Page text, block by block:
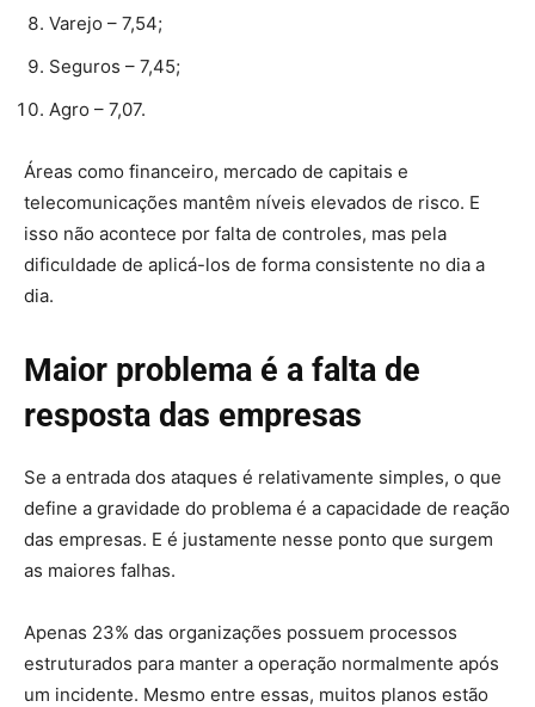
Varejo – 7,54;
Seguros – 7,45;
Agro – 7,07.
Áreas como financeiro, mercado de capitais e
telecomunicações mantêm níveis elevados de risco. E
isso não acontece por falta de controles, mas pela
dificuldade de aplicá-los de forma consistente no dia a
dia.
Maior problema é a falta de
resposta das empresas
Se a entrada dos ataques é relativamente simples, o que
define a gravidade do problema é a capacidade de reação
das empresas. E é justamente nesse ponto que surgem
as maiores falhas.
Apenas 23% das organizações possuem processos
estruturados para manter a operação normalmente após
um incidente. Mesmo entre essas, muitos planos estão